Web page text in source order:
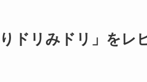
ドリみドリ」をレ